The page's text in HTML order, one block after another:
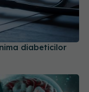
diabeticilor